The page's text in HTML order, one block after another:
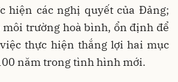
hiện các nghị quyết của Đảng;
trường hoà bình, ổn định để
thực hiện thắng lợi hai mục
năm trong tình hình mới.